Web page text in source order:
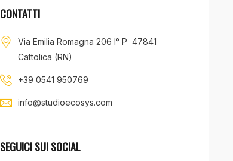
CONTATTI
Via Emilia Romagna 206 I° P 47841
Cattolica (RN)
+39 0541 950769
info@studioecosys.com
SEGUICI SUI SOCIAL